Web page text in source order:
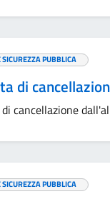
PUBBLICA
di
cancellazione
PUBBLICA